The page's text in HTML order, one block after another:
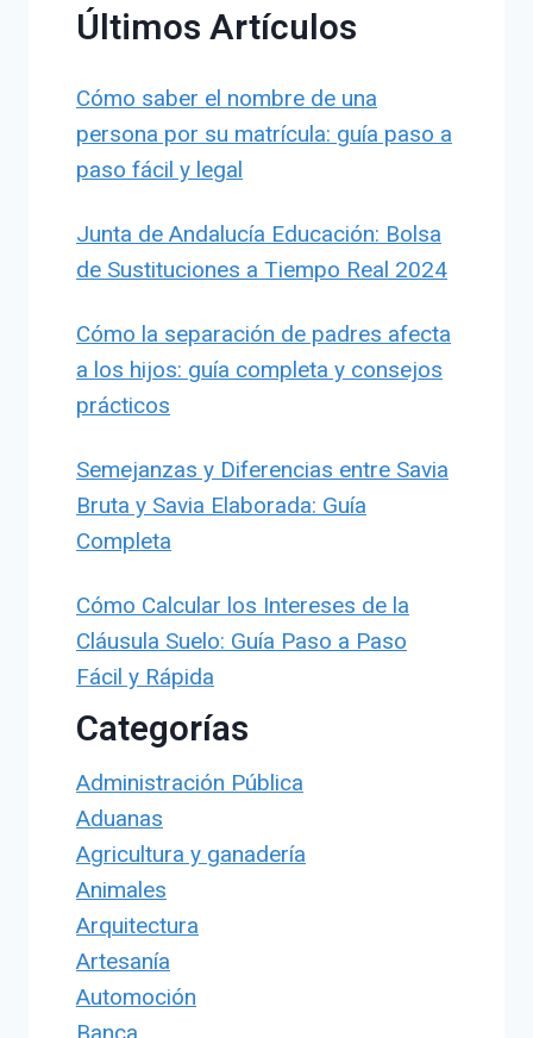
Últimos Artículos
Cómo saber el nombre de una
persona por su matrícula: guía paso a
paso fácil y legal
Junta de Andalucía Educación: Bolsa
de Sustituciones a Tiempo Real 2024
Cómo la separación de padres afecta
a los hijos: guía completa y consejos
prácticos
Semejanzas y Diferencias entre Savia
Bruta y Savia Elaborada: Guía
Completa
Cómo Calcular los Intereses de la
Cláusula Suelo: Guía Paso a Paso
Fácil y Rápida
Categorías
Administración Pública
Aduanas
Agricultura y ganadería
Animales
Arquitectura
Artesanía
Automoción
Banca